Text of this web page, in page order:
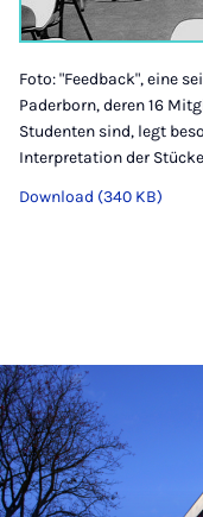
Foto: "Feedback", eine
Paderborn, deren 16
Studenten sind, legt
Interpretation der
Download (340 KB)